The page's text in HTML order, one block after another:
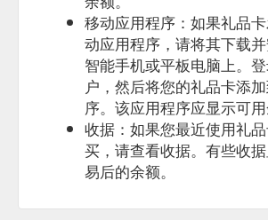
移动应用程序：如果礼品
动应用程序，请将其下载
智能手机或平板电脑上。
户，然后将您的礼品卡添
序。该应用程序应显示可用
收据：如果您最近使用礼
买，请查看收据。有些收
易后的余额。